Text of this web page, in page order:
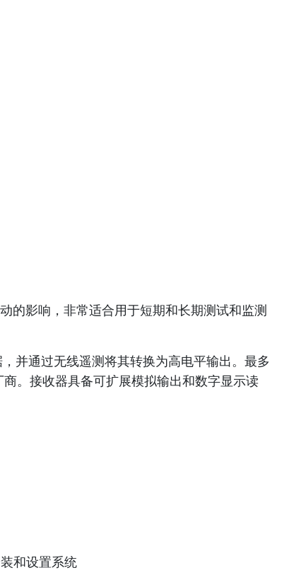
的影响，非常适合用于短期和长期测试和监测
并通过无线遥测将其转换为高电平输出。最多
。接收器具备可扩展模拟输出和数字显示读
和设置系统